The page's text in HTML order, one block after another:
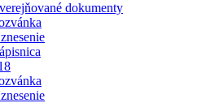
dokumenty